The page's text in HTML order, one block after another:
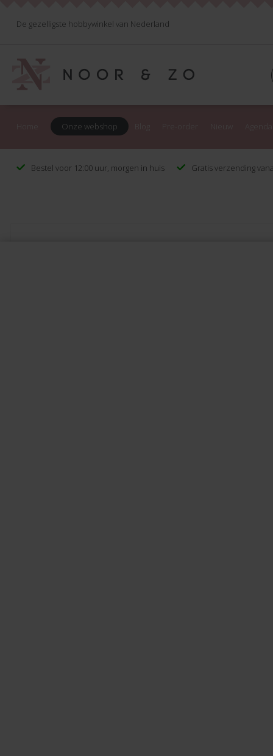
De gezelligste hobbywinkel van Nederland
Onze webshop
Bestel voor 12:00 uur, morgen in huis Gratis verzending